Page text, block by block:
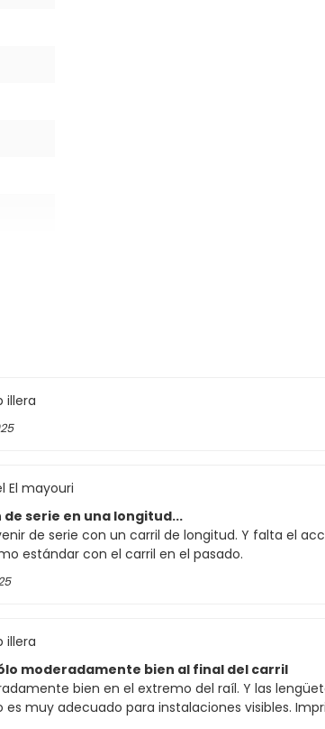
illera
El mayouri
de serie en una longitud...
de serie con un carril de longitud. Y falta el
estándar con el carril en el pasado.
illera
moderadamente bien al final del carril
bien en el extremo del raíl. Y las
es muy adecuado para instalaciones visibles.